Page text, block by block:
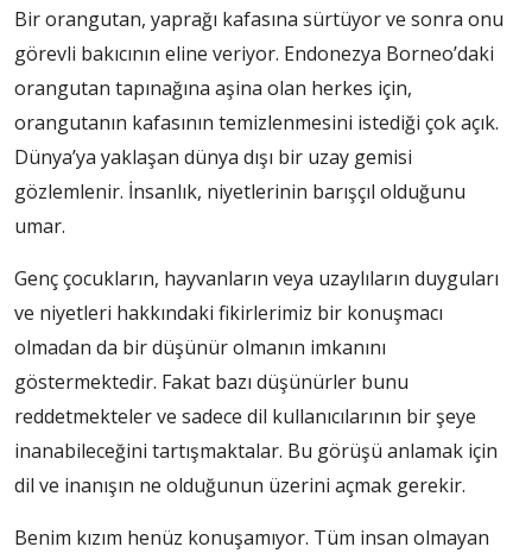
Bir orangutan, yaprağı kafasına sürtüyor ve sonra onu
görevli bakıcının eline veriyor. Endonezya Borneo’daki
orangutan tapınağına aşina olan herkes için,
orangutanın kafasının temizlenmesini istediği çok açık.
Dünya’ya yaklaşan dünya dışı bir uzay gemisi
gözlemlenir. İnsanlık, niyetlerinin barışçıl olduğunu
umar.
Genç çocukların, hayvanların veya uzaylıların duyguları
ve niyetleri hakkındaki fikirlerimiz bir konuşmacı
olmadan da bir düşünür olmanın imkanını
göstermektedir. Fakat bazı düşünürler bunu
reddetmekteler ve sadece dil kullanıcılarının bir şeye
inanabileceğini tartışmaktalar. Bu görüşü anlamak için
dil ve inanışın ne olduğunun üzerini açmak gerekir.
Benim kızım henüz konuşamıyor. Tüm insan olmayan